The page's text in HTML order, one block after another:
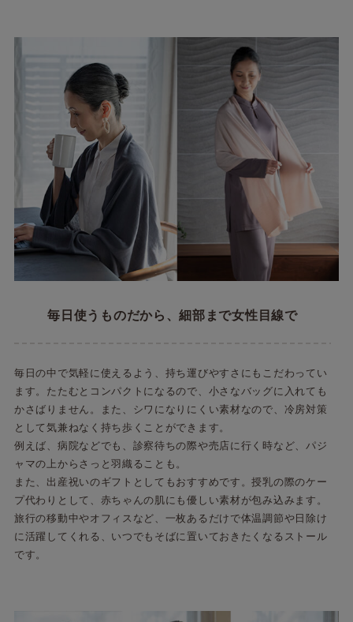
毎日使うものだから、細部まで女性目線で
毎日の中で気軽に使えるよう、持ち運びやすさにもこだわってい
ます。たたむとコンパクトになるので、小さなバッグに入れても
かさばりません。また、シワになりにくい素材なので、冷房対策
として気兼ねなく持ち歩くことができます。
例えば、病院などでも、診察待ちの際や売店に行く時など、パジ
ャマの上からさっと羽織ることも。
また、出産祝いのギフトとしてもおすすめです。授乳の際のケー
プ代わりとして、赤ちゃんの肌にも優しい素材が包み込みます。
旅行の移動中やオフィスなど、一枚あるだけで体温調節や日除け
に活躍してくれる、いつでもそばに置いておきたくなるストール
です。